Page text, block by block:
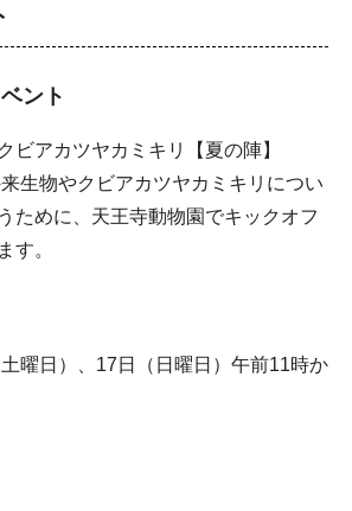
ント
ビアカツヤカミキリ【夏の陣】
生物やクビアカツヤカミキリについ
ために、天王寺動物園でキックオフ
す。
曜日）、17日（日曜日）午前11時か